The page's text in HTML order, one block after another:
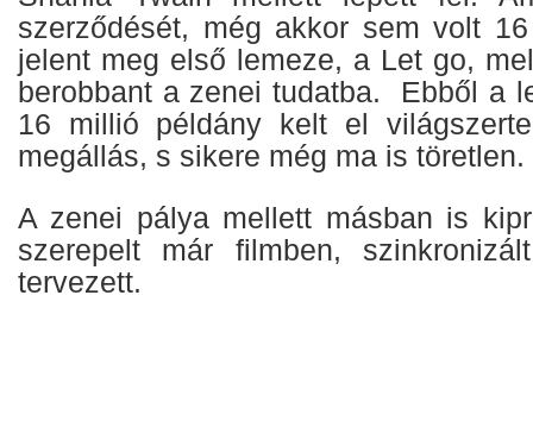
szerződését, még akkor sem volt
jelent meg első lemeze, a Let go,
berobbant a zenei tudatba. Ebből a
16 millió példány kelt el
megállás, s sikere még ma is töretlen.
A zenei pálya mellett másban is
szerepelt már filmben,
tervezett.